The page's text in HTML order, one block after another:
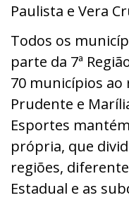
Paulista e Vera
Todos os
parte da 7ª
70 municípios ao
Prudente e
Esportes
própria, que
regiões,
Estadual e as